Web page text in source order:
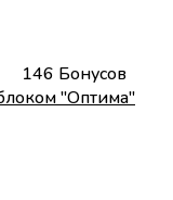
146 Бонусов
"Оптима"